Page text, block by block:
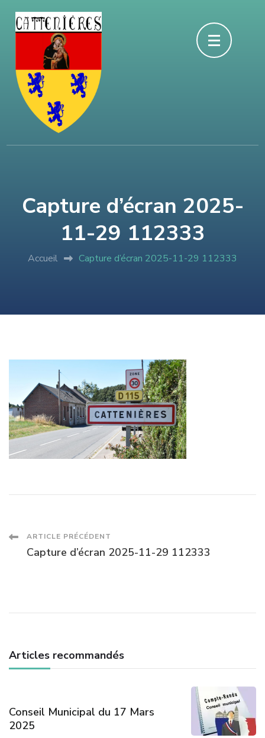
Aller
(Pressez
Entrée)
Capture d’écran 2025-
11-29 112333
Accueil Capture d’écran 2025-11-29 112333
Navigation
ARTICLE PRÉCÉDENT
Capture d’écran 2025-11-29 112333
Articles recommandés
Conseil Municipal du 17 Mars
2025